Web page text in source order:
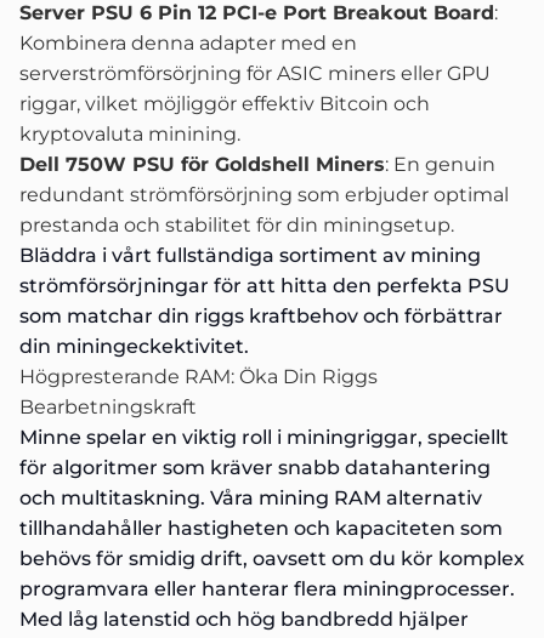
Server PSU 6 Pin 12 PCI-e Port Breakout Board:
Kombinera denna adapter med en
serverströmförsörjning för ASIC miners eller GPU
riggar, vilket möjliggör effektiv Bitcoin och
kryptovaluta minining.
Dell 750W PSU för Goldshell Miners: En genuin
redundant strömförsörjning som erbjuder optimal
prestanda och stabilitet för din miningsetup.
Bläddra i vårt fullständiga sortiment av mining
strömförsörjningar för att hitta den perfekta PSU
som matchar din riggs kraftbehov och förbättrar
din miningeckektivitet.
Högpresterande RAM: Öka Din Riggs
Bearbetningskraft
Minne spelar en viktig roll i miningriggar, speciellt
för algoritmer som kräver snabb datahantering
och multitaskning. Våra mining RAM alternativ
tillhandahåller hastigheten och kapaciteten som
behövs för smidig drift, oavsett om du kör komplex
programvara eller hanterar flera miningprocesser.
Med låg latenstid och hög bandbredd hjälper